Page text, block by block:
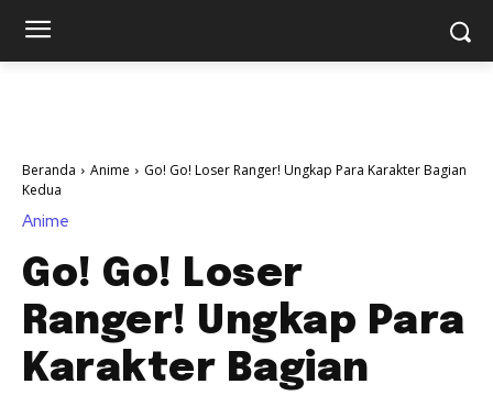
Beranda Anime
Go! Go! Loser Ranger! Ungkap Para Karakter Bagian
Kedua
Anime
Go! Go! Loser
Ranger! Ungkap Para
Karakter Bagian